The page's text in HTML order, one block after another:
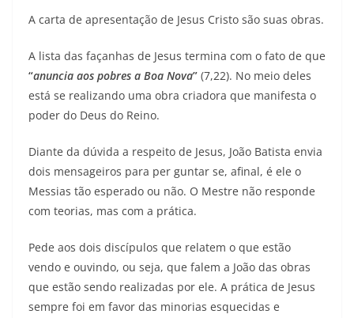
A carta de apresentação de Jesus Cristo são suas obras.
A lista das façanhas de Jesus termina com o fato de que
“anuncia aos pobres a Boa Nova” (7,22). No meio deles
está se realizando uma obra criadora que manifesta o
poder do Deus do Reino.
Diante da dúvida a respeito de Jesus, João Batista envia
dois mensageiros para per guntar se, afinal, é ele o
Messias tão esperado ou não. O Mestre não responde
com teorias, mas com a prática.
Pede aos dois discípulos que relatem o que estão
vendo e ouvindo, ou seja, que falem a João das obras
que estão sendo realizadas por ele. A prática de Jesus
sempre foi em favor das minorias esquecidas e